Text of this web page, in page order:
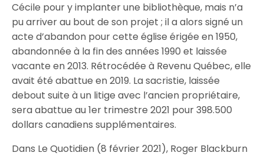
Cécile pour y implanter une bibliothèque, mais n’a
pu arriver au bout de son projet ; il a alors signé un
acte d’abandon pour cette église érigée en 1950,
abandonnée à la fin des années 1990 et laissée
vacante en 2013. Rétrocédée à Revenu Québec, elle
avait été abattue en 2019. La sacristie, laissée
debout suite à un litige avec l’ancien propriétaire,
sera abattue au 1er trimestre 2021 pour 398.500
dollars canadiens supplémentaires.
Dans Le Quotidien (8 février 2021), Roger Blackburn